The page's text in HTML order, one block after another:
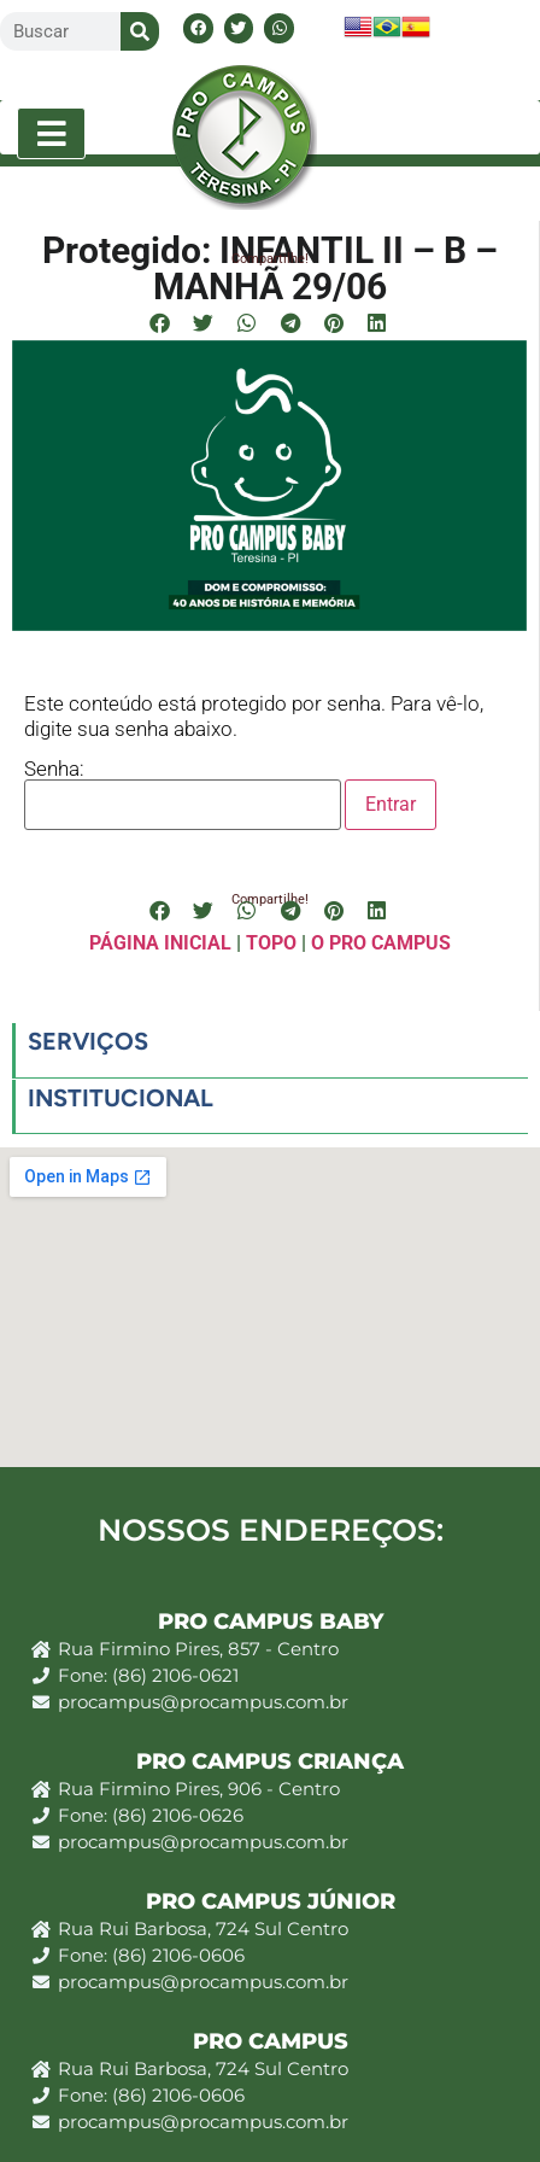
Protegido: INFANTIL II – B –
MANHÃ 29/06
Compartilhe!
Este conteúdo está protegido por senha. Para vê-lo,
digite sua senha abaixo.
Senha:
Compartilhe!
PÁGINA INICIAL| TOPO| O PRO CAMPUS
SERVIÇOS
INSTITUCIONAL
NOSSOS ENDEREÇOS:
PRO CAMPUS BABY
Rua Firmino Pires, 857 - Centro
Fone: (86) 2106-0621
procampus@procampus.com.br
PRO CAMPUS CRIANÇA
Rua Firmino Pires, 906 - Centro
Fone: (86) 2106-0626
procampus@procampus.com.br
PRO CAMPUS JÚNIOR
Rua Rui Barbosa, 724 Sul Centro
Fone: (86) 2106-0606
procampus@procampus.com.br
PRO CAMPUS
Rua Rui Barbosa, 724 Sul Centro
Fone: (86) 2106-0606
procampus@procampus.com.br